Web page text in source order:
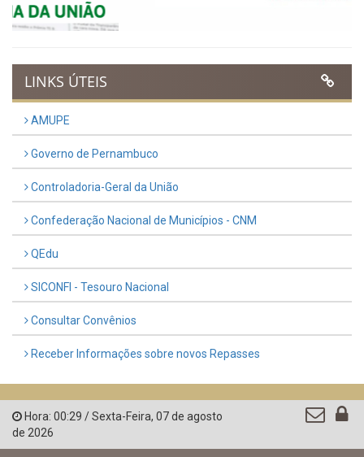
UTILIDADE PÚBLICA
Previous Next
LINKS ÚTEIS
QEdu